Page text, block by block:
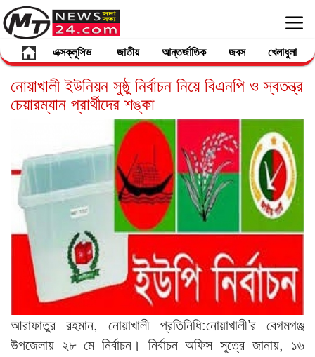
এক্সক্লুসিভ জাতীয় আন্তর্জাতিক জবস খেলাধুলা
নোয়াখালী ইউনিয়ন সুষ্ঠু নির্বাচন নিয়ে বিএনপি ও স্বতন্ত্র
চেয়ারম্যান প্রার্থীদের শঙ্কা
আরাফাতুর রহমান, নোয়াখালী প্রতিনিধি:নোয়াখালী’র বেগমগঞ্জ
উপজেলায় ২৮ মে নির্বাচন। নির্বাচন অফিস সূত্রে জানায়, ১৬